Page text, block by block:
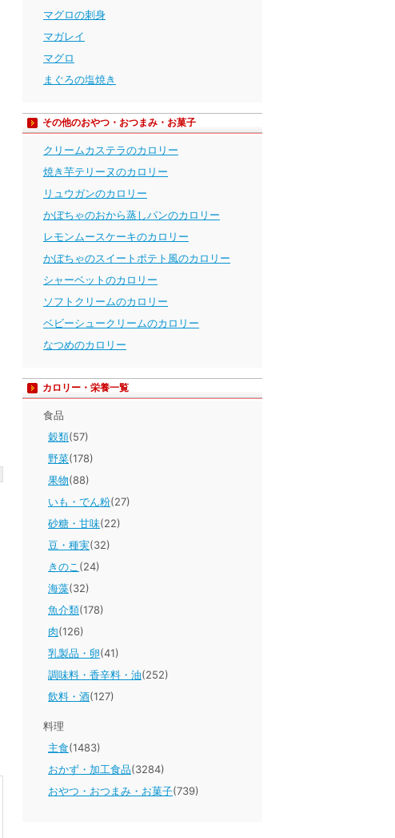
マグロの刺身
マガレイ
マグロ
まぐろの塩焼き
その他のおやつ・おつまみ・お菓子
クリームカステラのカロリー
焼き芋テリーヌのカロリー
リュウガンのカロリー
かぼちゃのおから蒸しパンのカロリー
レモンムースケーキのカロリー
かぼちゃのスイートポテト風のカロリー
シャーベットのカロリー
ソフトクリームのカロリー
ベビーシュークリームのカロリー
なつめのカロリー
カロリー・栄養一覧
食品
穀類(57)
野菜(178)
果物(88)
いも・でん粉(27)
砂糖・甘味(22)
豆・種実(32)
きのこ (24)
海藻(32)
魚介類(178)
肉(126)
乳製品・卵(41)
調味料・香辛料・油(252)
飲料・酒(127)
料理
主食(1483)
おかず・加工食品(3284)
おやつ・おつまみ・お菓子(739)